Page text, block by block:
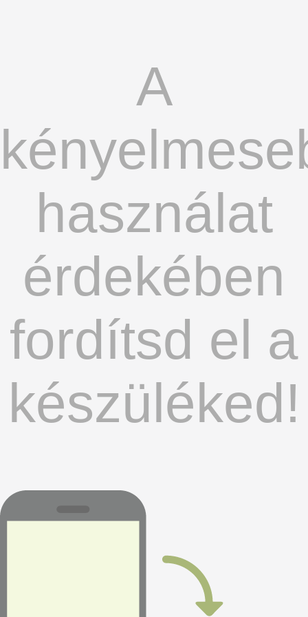
A
használat
érdekében
fordítsd el a
készüléked!